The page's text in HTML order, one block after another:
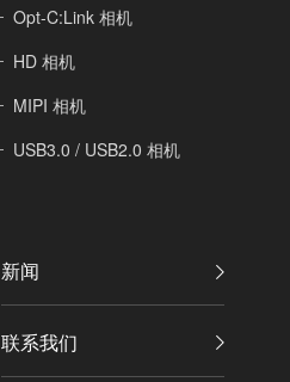
Opt-C:Link 相机
HD 相机
MIPI 相机
USB3.0 / USB2.0 相机
新闻
联系我们